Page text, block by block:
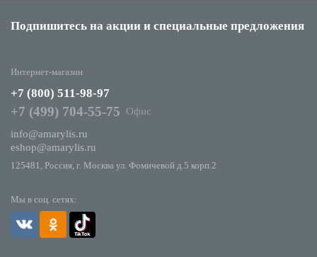
Подпишитесь на акции и специальные предложения
Мы в соц. сетях:
Интернет-магазин
+7 (800) 511-98-97
+7 (499) 704-55-75
Офис
info@amarylis.ru
eshop@amarylis.ru
125481, Россия, г. Москва ул. Фомичевой д.5 корп.2